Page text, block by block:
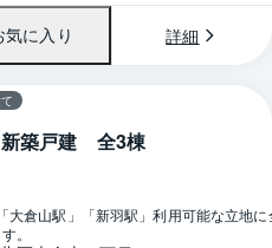
気に入り 詳細
1 / 0
築戸建 全3棟
大倉山駅」「新羽駅」利用可能な立地に
。